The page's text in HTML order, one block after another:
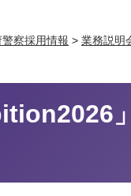
察採用情報 > 業務説明